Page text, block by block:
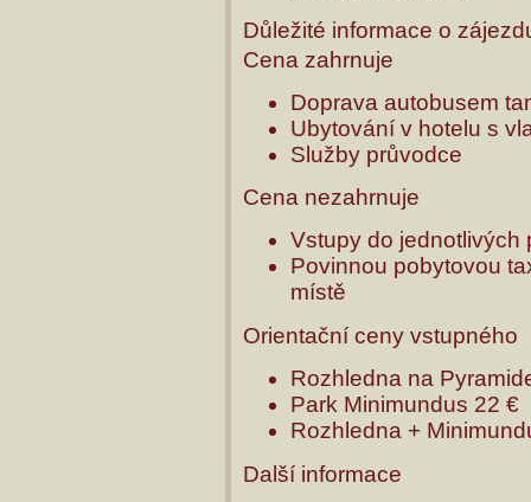
Důležité informace o
Cena zahrnuje
Doprava autobusem
Ubytování v hotelu s
Služby průvodce
Cena nezahrnuje
Vstupy do jednotlivých
Povinnou pobytovou
místě
Orientační ceny vstupného
Rozhledna na
Park Minimundus 22 €
Rozhledna +
Další informace